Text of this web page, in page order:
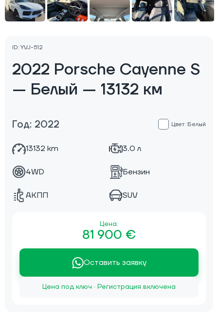
ID: YVJ-512
2022 Porsche Cayenne S
— Белый — 13132 км
Год: 2022 Цвет: Белый
13132 km 3.0 л
4WD Бензин
АКПП SUV
Цена:
81 900 €
Оставить заявку
Цена под ключ · Регистрация включена